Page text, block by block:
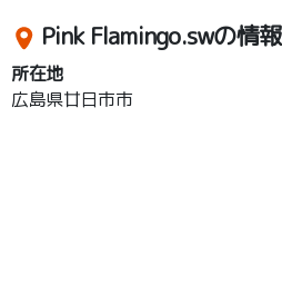
Pink Flamingo.swの情報
所在地
広島県廿日市市